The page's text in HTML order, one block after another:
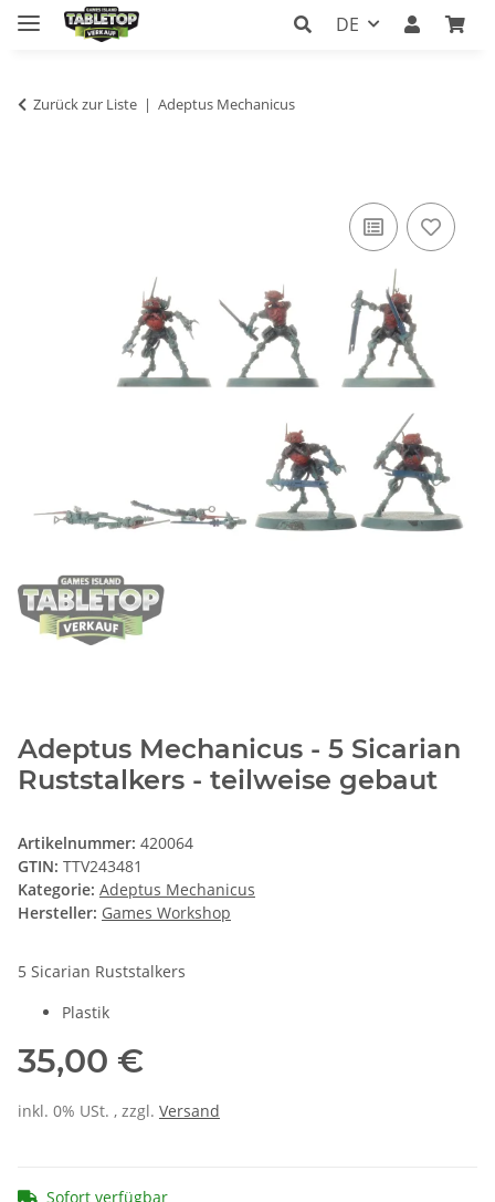
DE
Zurück zur Liste Adeptus Mechanicus
Adeptus Mechanicus - 5 Sicarian
Ruststalkers - teilweise gebaut
Artikelnummer: 420064
GTIN: TTV243481
Kategorie: Adeptus Mechanicus
Hersteller: Games Workshop
5 Sicarian Ruststalkers
Plastik
35,00 €
inkl. 0% USt. , zzgl. Versand
Sofort verfügbar